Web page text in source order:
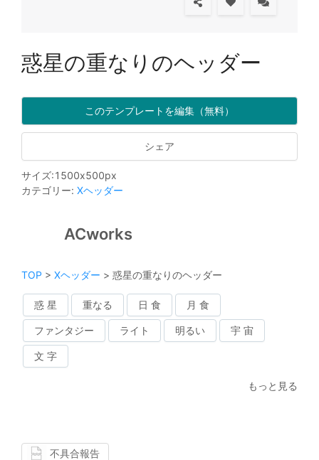
惑星の重なりのヘッダー
このテンプレートを編集（無料）
シェア
サイズ:1500x500px
カテゴリー: Xヘッダー
ACworks
TOP > Xヘッダー > 惑星の重なりのヘッダー
惑 星 重なる 日 食 月 食
ファンタジー ライト 明るい 宇 宙
文 字
もっと見る
不具合報告